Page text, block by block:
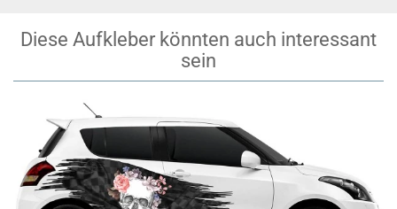
Diese Aufkleber könnten auch interessant
sein